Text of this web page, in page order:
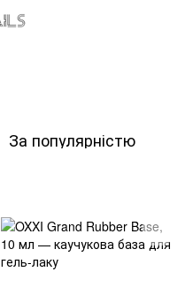
За популярністю